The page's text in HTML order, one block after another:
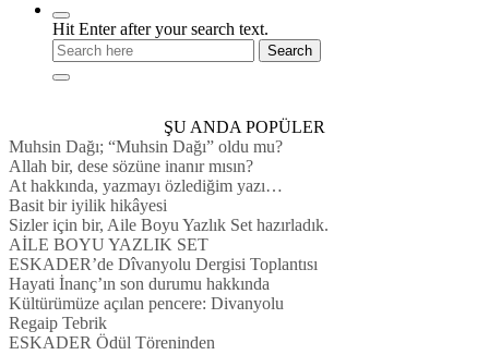
Hit Enter after your search text.
ŞU ANDA POPÜLER
Muhsin Dağı; “Muhsin Dağı” oldu mu?
Allah bir, dese sözüne inanır mısın?
At hakkında, yazmayı özlediğim yazı…
Basit bir iyilik hikâyesi
Sizler için bir, Aile Boyu Yazlık Set hazırladık.
AİLE BOYU YAZLIK SET
ESKADER’de Dîvanyolu Dergisi Toplantısı
Hayati İnanç’ın son durumu hakkında
Kültürümüze açılan pencere: Divanyolu
Regaip Tebrik
ESKADER Ödül Töreninden